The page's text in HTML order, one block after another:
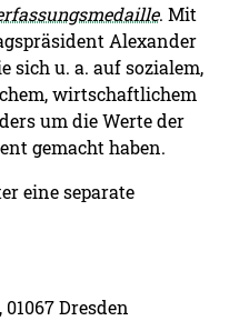
. Mit
Alexander
sich u. a. auf sozialem,
wirtschaftlichem
um die Werte der
gemacht haben.
eine separate
01067 Dresden